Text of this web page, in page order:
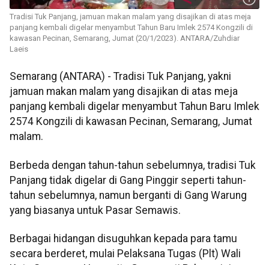
Tradisi Tuk Panjang, jamuan makan malam yang disajikan di atas meja
panjang kembali digelar menyambut Tahun Baru Imlek 2574 Kongzili di
kawasan Pecinan, Semarang, Jumat (20/1/2023). ANTARA/Zuhdiar
Laeis
Semarang (ANTARA) - Tradisi Tuk Panjang, yakni
jamuan makan malam yang disajikan di atas meja
panjang kembali digelar menyambut Tahun Baru Imlek
2574 Kongzili di kawasan Pecinan, Semarang, Jumat
malam.
Berbeda dengan tahun-tahun sebelumnya, tradisi Tuk
Panjang tidak digelar di Gang Pinggir seperti tahun-
tahun sebelumnya, namun berganti di Gang Warung
yang biasanya untuk Pasar Semawis.
Berbagai hidangan disuguhkan kepada para tamu
secara berderet, mulai Pelaksana Tugas (Plt) Wali